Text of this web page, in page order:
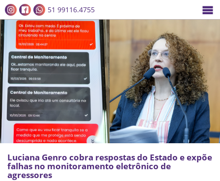
51 99116.4755
Luciana Genro cobra respostas do Estado e expõe
falhas no monitoramento eletrônico de
agressores